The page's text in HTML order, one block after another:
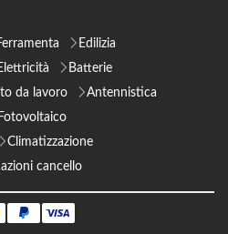
Edilizia
Batterie
da lavoro
Antennistica
Fotovoltaico
Climatizzazione
cancello